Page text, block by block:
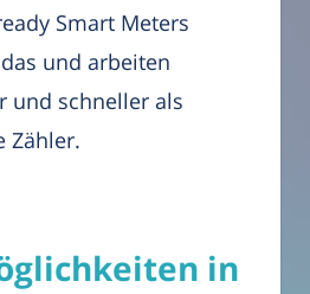
Smart Meters
und arbeiten
und schneller als
Zähler.
in